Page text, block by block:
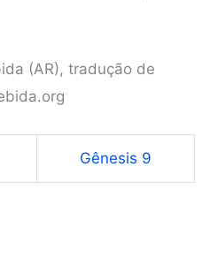
(AR), tradução de
Gênesis 9